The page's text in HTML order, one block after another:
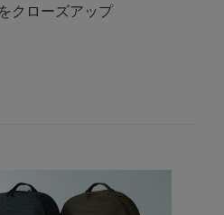
クローズアップ